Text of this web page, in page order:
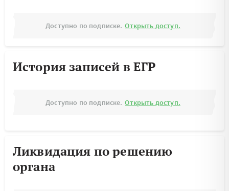
Доступно по подписке. Открыть доступ.
История записей в ЕГР
Доступно по подписке. Открыть доступ.
Ликвидация по решению
органа